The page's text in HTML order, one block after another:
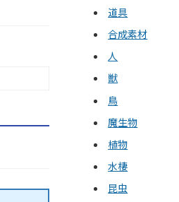
道具
合成素材
人
獣
鳥
魔生物
植物
水棲
昆虫